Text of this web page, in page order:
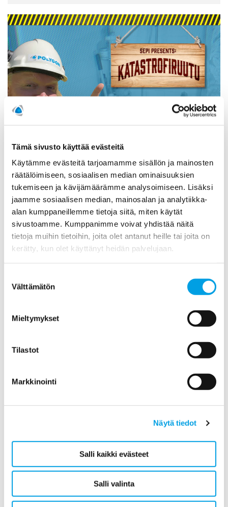
Tämä sivusto käyttää evästeitä
Käytämme evästeitä tarjoamamme sisällön ja mainosten
räätälöimiseen, sosiaalisen median ominaisuuksien
tukemiseen ja kävijämäärämme analysoimiseen. Lisäksi
jaamme sosiaalisen median, mainosalan ja analytiikka-
alan kumppaneillemme tietoja siitä, miten käytät
sivustoamme. Kumppanimme voivat yhdistää näitä
tietoja muihin tietoihin, joita olet antanut heille tai joita on
kerätty, kun olet käyttänyt heidän palvelujaan.
valinta
Välttämätön
Mieltymykset
Tilastot
Markkinointi
Näytä tiedot
Salli kaikki evästeet
Salli valinta
Sepin kaverille sattuu ja tapahtuu...
KATSO VIDEOT KOMMELLUKSISTA JA OTA
OPIKSI>>
Lue pieniä valovahinkoja ja
palovahinkojen ennaltaehkäisyä
koskevia ohjeita: